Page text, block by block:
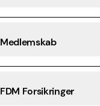
Medlemskab
FDM Forsikringer